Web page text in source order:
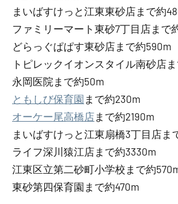
まいばすけっと江東東砂店まで約
ファミリーマート東砂7丁目店まで
どらっぐぱぱす東砂店まで約590m
トピレックイオンスタイル南砂店
永岡医院まで約50m
ともしび保育園 まで約230m
オーケー尾高橋店まで約2190m
まいばすけっと江東扇橋3丁目店ま
ライフ深川猿江店まで約3330m
江東区立第二砂町小学校まで約
東砂第四保育園まで約470m